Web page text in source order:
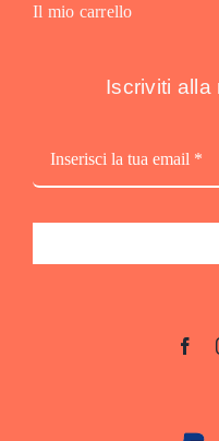
Il mio carrello
Iscriviti alla